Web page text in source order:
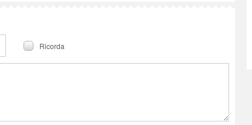
Ricorda